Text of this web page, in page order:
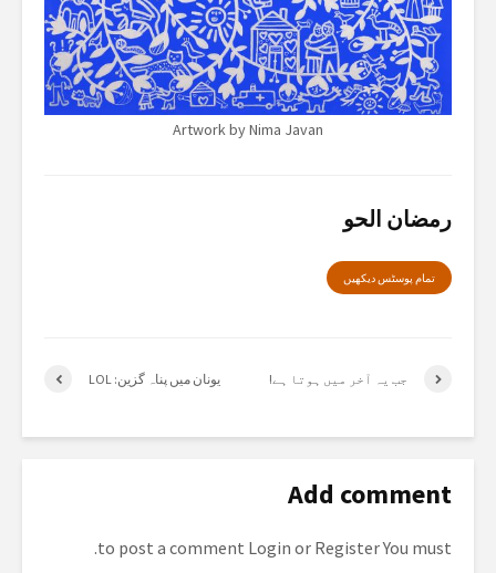
Artwork by Nima Javan
رمضان الحو
تمام پوسٹس دیکھیں
یونان میں پناہ گزین: LOL جب یہ آخر میں ہوتا ہے!
Add comment
You must
Register
Login